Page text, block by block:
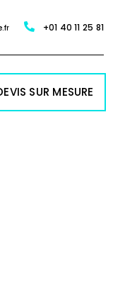
+01 40 11 25 81
SUR MESURE